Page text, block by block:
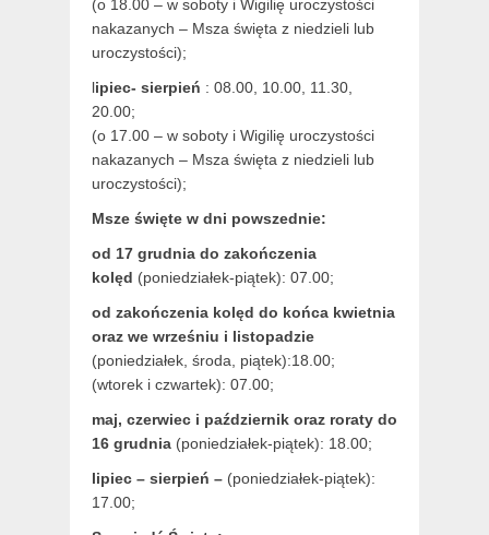
(o 18.00 – w soboty i Wigilię uroczystości
nakazanych – Msza święta z niedzieli lub
uroczystości);
lipiec- sierpień : 08.00, 10.00, 11.30,
20.00;
(o 17.00 – w soboty i Wigilię uroczystości
nakazanych – Msza święta z niedzieli lub
uroczystości);
Msze święte w dni powszednie:
od 17 grudnia do zakończenia
kolęd (poniedziałek-piątek): 07.00;
od zakończenia kolęd do końca kwietnia
oraz we wrześniu i listopadzie
(poniedziałek, środa, piątek):18.00;
(wtorek i czwartek): 07.00;
maj, czerwiec i październik oraz roraty do
16 grudnia (poniedziałek-piątek): 18.00;
lipiec – sierpień – (poniedziałek-piątek):
17.00;